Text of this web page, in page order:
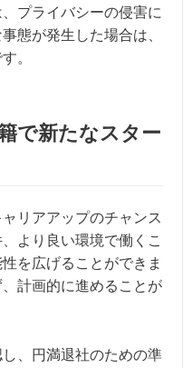
プライバシーの侵害に
態が発生した場合は、
。
で新たなスター
リアアップのチャンス
より良い環境で働くこ
を広げることができま
計画的に進めることが
、円満退社のための準